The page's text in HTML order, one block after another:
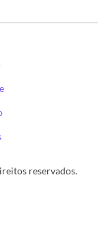
reservados.